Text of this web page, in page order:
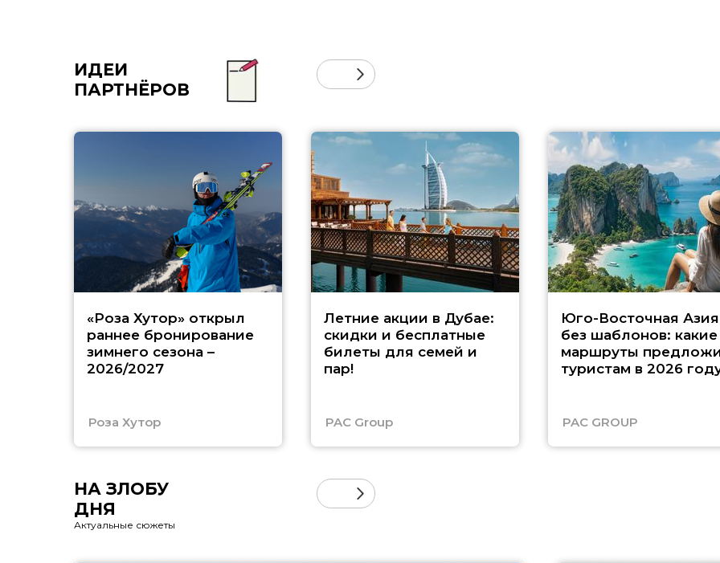
ИДЕИ
ПАРТНЁРОВ
«Роза Хутор» открыл
раннее бронирование
зимнего сезона –
2026/2027
Роза Хутор
Летние акции в Дубае:
скидки и бесплатные
билеты для семей и
пар!
PAC Group
Юго-Восточная Азия
без шаблонов: какие
маршруты
туристам в 2026
PAC GROUP
НА ЗЛОБУ
ДНЯ
Актуальные сюжеты